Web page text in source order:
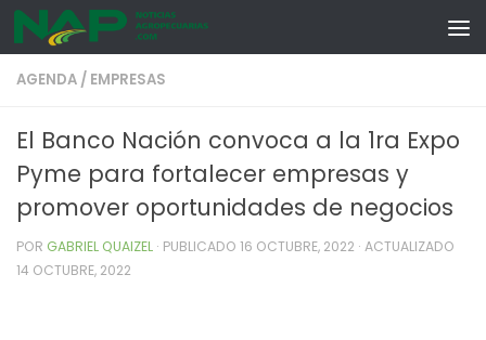
Skip to content
AGENDA / EMPRESAS
El Banco Nación convoca a la 1ra Expo
Pyme para fortalecer empresas y
promover oportunidades de negocios
POR GABRIEL QUAIZEL · PUBLICADO 16 OCTUBRE, 2022 · ACTUALIZADO
14 OCTUBRE, 2022